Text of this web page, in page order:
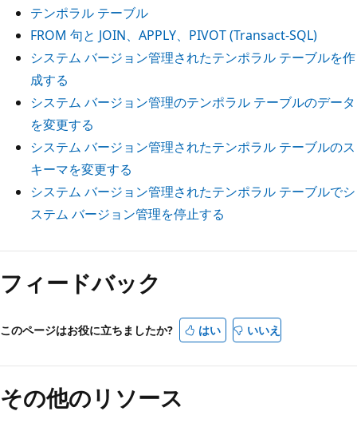
テンポラル テーブル
FROM 句と JOIN、APPLY、PIVOT (Transact-SQL)
システム バージョン管理されたテンポラル テーブルを作
成する
システム バージョン管理のテンポラル テーブルのデータ
を変更する
システム バージョン管理されたテンポラル テーブルのス
キーマを変更する
システム バージョン管理されたテンポラル テーブルでシ
ステム バージョン管理を停止する
フィードバック
このページはお役に立ちましたか? はい いいえ
その他のリソース